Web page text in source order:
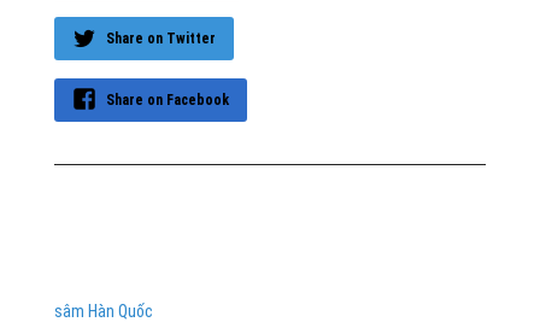
Share on Twitter
Share on Facebook
sâm Hàn Quốc